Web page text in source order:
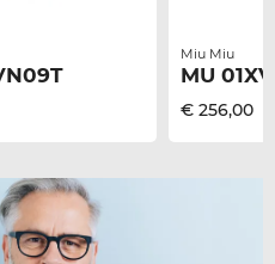
€ 256,00
Miu Miu
MU